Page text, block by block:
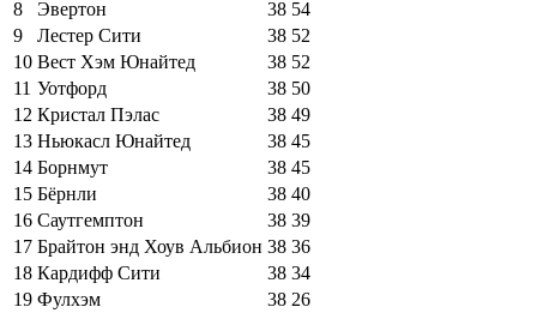
8
Эвертон 38 54
9
Лестер Сити 38 52
10 Вест Хэм Юнайтед 38 52
11 Уотфорд 38 50
12 Кристал Пэлас 38 49
13 Ньюкасл Юнайтед 38 45
14 Борнмут 38 45
15 Бёрнли 38 40
16 Саутгемптон 38 39
17 Брайтон энд Хоув Альбион 38 36
18 Кардифф Сити 38 34
19 Фулхэм 38 26